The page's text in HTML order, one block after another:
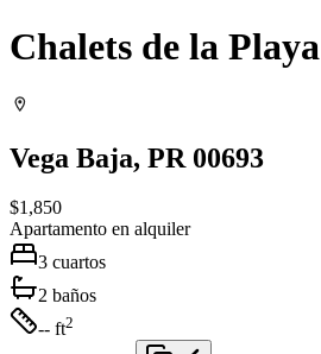
Chalets de la Playa
Vega Baja, PR 00693
$1,850
Apartamento en alquiler
3 cuartos
2 baños
-- ft2